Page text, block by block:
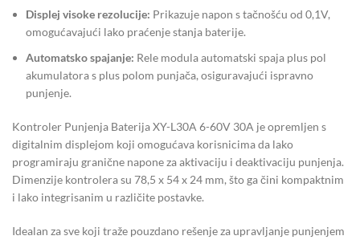
Displej visoke rezolucije: Prikazuje napon s tačnošću od 0,1V,
omogućavajući lako praćenje stanja baterije.
Automatsko spajanje: Rele modula automatski spaja plus pol
akumulatora s plus polom punjača, osiguravajući ispravno
punjenje.
Kontroler Punjenja Baterija XY-L30A 6-60V 30A je opremljen s
digitalnim displejom koji omogućava korisnicima da lako
programiraju granične napone za aktivaciju i deaktivaciju punjenja.
Dimenzije kontrolera su 78,5 x 54 x 24 mm, što ga čini kompaktnim
i lako integrisanim u različite postavke.
Idealan za sve koji traže pouzdano rešenje za upravljanje punjenjem